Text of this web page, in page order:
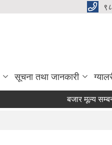
सूचना तथा जानकारी
बजार मूल्य